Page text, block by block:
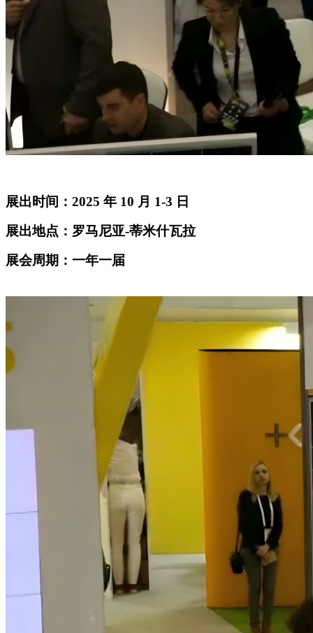
展出时间： 2025 年 10 月 1-3 日
展出地点：罗马尼亚-蒂米什瓦拉
展会周期：一年一届